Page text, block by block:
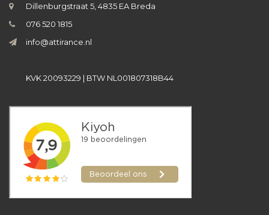
Dillenburgstraat 5, 4835 EA Breda
076 520 1815
info@attirance.nl
KVK 20093229 | BTW NL001807318B44